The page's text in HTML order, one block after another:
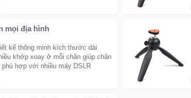
mọi địa hình
kế thông minh kích thước dài
khớp xoay ở mỗi chân giúp chân
hợp với nhiều máy DSLR